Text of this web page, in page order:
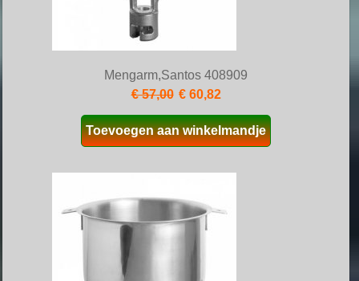
Mengarm,Santos 408909
€ 57,00 € 60,82
Toevoegen aan winkelmandje